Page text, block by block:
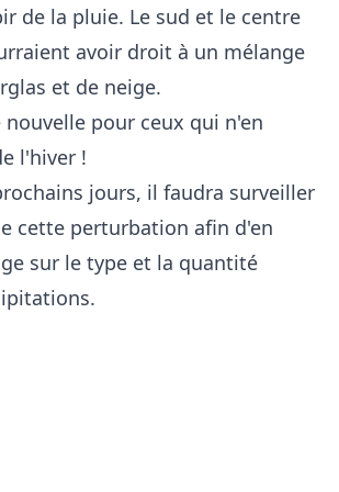
de la pluie. Le sud et le centre
avoir droit à un mélange
et de neige.
jours, il faudra surveiller
cette perturbation afin d'en
sur le type et la quantité